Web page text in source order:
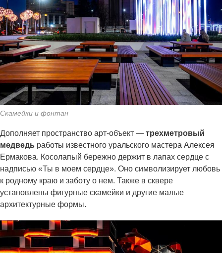
Скамейки и фонтан
Дополняет пространство арт-объект — трехметровый
медведь работы известного уральского мастера Алексея
Ермакова. Косолапый бережно держит в лапах сердце с
надписью «Ты в моем сердце». Оно символизирует любовь
к родному краю и заботу о нем. Также в сквере
установлены фигурные скамейки и другие малые
архитектурные формы.